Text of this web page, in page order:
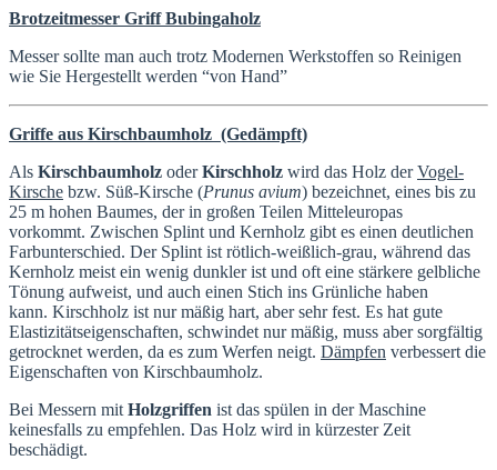
Brotzeitmesser Griff Bubingaholz
Messer sollte man auch trotz Modernen Werkstoffen so Reinigen
wie Sie Hergestellt werden “von Hand”
Griffe aus Kirschbaumholz (Gedämpft)
Als Kirschbaumholz oderKirschholz wird das Holz derVogel-
Kirsche bzw. Süß-Kirsche (Prunus avium) bezeichnet, eines bis zu
25 m hohen Baumes, der in großen Teilen Mitteleuropas
vorkommt. Zwischen Splint und Kernholz gibt es einen deutlichen
Farbunterschied. Der Splint ist rötlich-weißlich-grau, während das
Kernholz meist ein wenig dunkler ist und oft eine stärkere gelbliche
Tönung aufweist, und auch einen Stich ins Grünliche haben
kann. Kirschholz ist nur mäßig hart, aber sehr fest. Es hat gute
Elastizitätseigenschaften, schwindet nur mäßig, muss aber sorgfältig
getrocknet werden, da es zum Werfen neigt. Dämpfen verbessert die
Eigenschaften von Kirschbaumholz.
Bei Messern mit Holzgriffen ist das spülen in der Maschine
keinesfalls zu empfehlen. Das Holz wird in kürzester Zeit
beschädigt.